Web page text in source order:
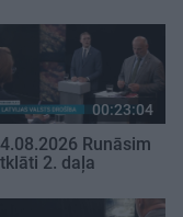
00:23:04
Runāsim
2. daļa